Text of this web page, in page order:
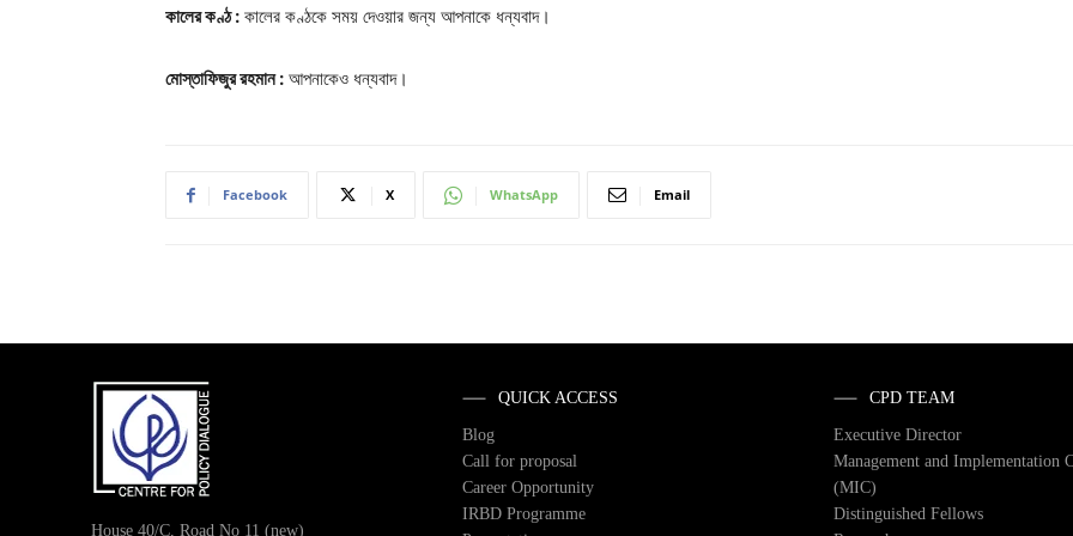
কালের কণ্ঠ : কালের কণ্ঠকে সময় দেওয়ার জন্য আপনাকে ধন্যবাদ।
মোস্তাফিজুর রহমান : আপনাকেও ধন্যবাদ।
Facebook X WhatsApp Email
House 40/C, Road No 11 (new)
QUICK ACCESS
Blog
Call for proposal
Career Opportunity
IRBD Programme
CPD TEAM
Executive Director
Management and Implementation
(MIC)
Distinguished Fellows